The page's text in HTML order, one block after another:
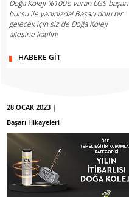
Doğa Koleji %100’e varan LGS başarı
bursu ile yanınızda! Başarı dolu bir
gelecek için siz de Doğa Koleji
ailesine katılın!
HABERE GİT
28 OCAK 2023 |
Başarı Hikayeleri